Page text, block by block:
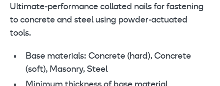
Ultimate-performance collated nails for fastening
to concrete and steel using powder-actuated
tools.
Base materials: Concrete (hard), Concrete
(soft), Masonry, Steel